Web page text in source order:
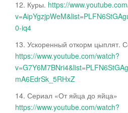
12. Куры. https://
0-iq4
13. Ускоренный откорм цыплят.
https://www.youtube.com/watch?
mA6EdrSk_5RHxZ
14. Сериал «От яйца до яйца»
https://www.youtube.com/watch?